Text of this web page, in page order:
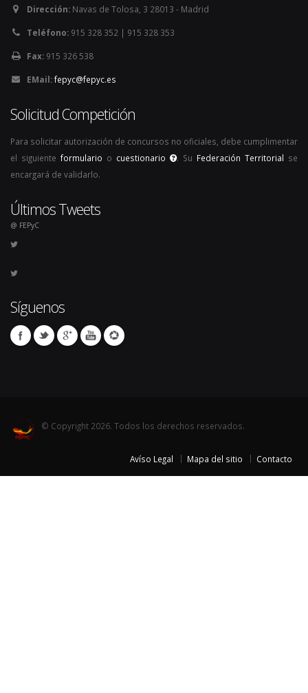
Dirección: Navas de Tolosa, 3 28013 - Madrid
Teléfono: 915 328 352 | 915 328 353
Fax: 915 326 538
EMail:fepyc@fepyc.es
Solicitud Competición
Para solicitar autorización de concursos no oficiales, debe cumplimentar
el siguiente formulario o cuestionario . Su Federación Territorial se
encargará de validarlo.
Últimos Tweets
@ FEPyC
Síguenos
© Copyright 2026. Todos los derechos reservados.
Avíso Legal Mapa del sitio Contacto